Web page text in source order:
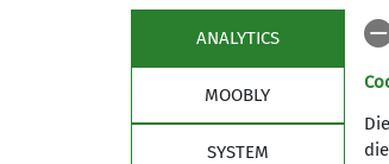
Realistische
Kreativität,
erfolgreiche an der
an einem Erste-Hilfe Kurs
ANALYTICS
MOOBLY
SYSTEM